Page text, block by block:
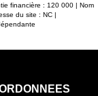
financière : 120 000 | Nom
du site : NC |